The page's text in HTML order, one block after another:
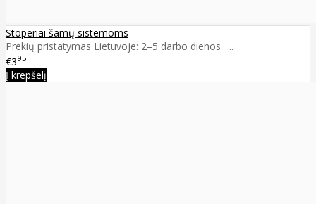
Stoperiai šamų sistemoms
Prekių pristatymas Lietuvoje: 2–5 darbo dienos ..
€395
Į krepšelį